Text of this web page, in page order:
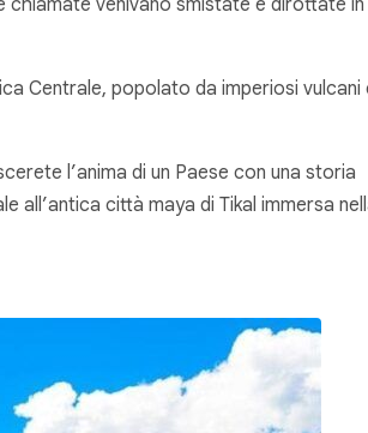
Centrale, popolato da imperiosi vulcani
l’anima di un Paese con una storia
all’antica città maya di Tikal immersa